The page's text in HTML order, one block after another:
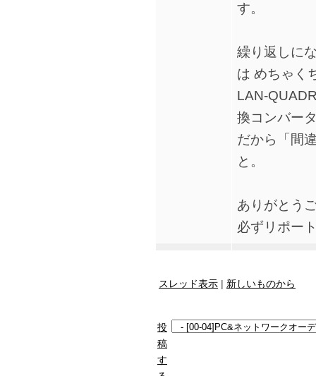
す。
繰り返しに
は めちゃく
LAN-
換コンバー
だから「間
と。
ありがとう
必ずリポー
スレッド表示 | 新しいものから
投
稿
す